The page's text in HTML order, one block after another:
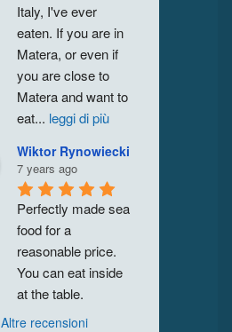
Italy, I've ever
eaten. If you are in
Matera, or even if
you are close to
Matera and want to
eat... leggi di più
Wiktor Rynowiecki
7 years ago
Perfectly made sea
food for a
reasonable price.
You can eat inside
at the table.
Altre recensioni